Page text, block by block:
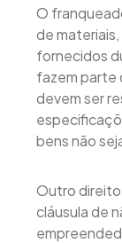
O
de
fornecidos
fazem parte
devem ser
bens não
Outro
cláusula de